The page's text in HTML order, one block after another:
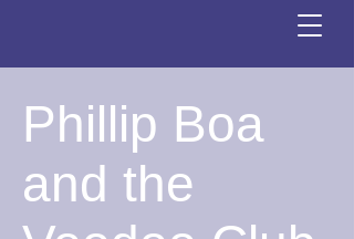
Phillip Boa
and the